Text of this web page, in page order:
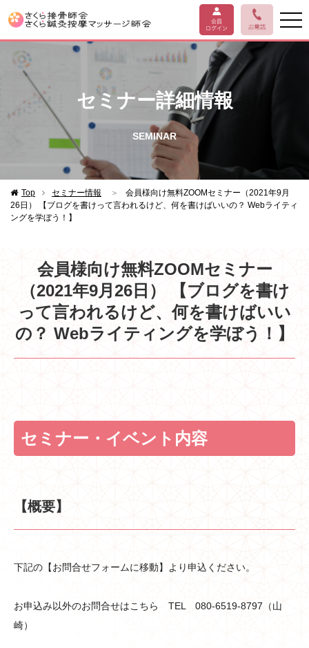
セミナー詳細情報
SEMINAR
Top セミナー情報 ＞
会員様向け無料ZOOMセミナー（2021年9月
26日） 【ブログを書けって言われるけど、何を書けばいいの？ Webライティ
ングを学ぼう！】
会員様向け無料ZOOMセミナー
（2021年9月26日） 【ブログを書け
って言われるけど、何を書けばいい
の？ Webライティングを学ぼう！】
セミナー・イベント内容
【概要】
下記の【お問合せフォームに移動】より申込ください。
お申込み以外のお問合せはこちら TEL 080-6519-8797（山
崎）